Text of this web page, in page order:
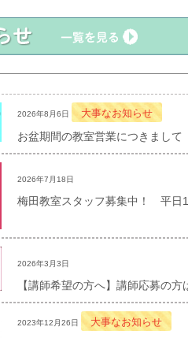
2026年8月6日 大事なお知らせ
お盆期間の教室営業につきまして
2026年7月18日
梅田教室スタッフ募集中！ 平日
2026年3月3日
【講師希望の方へ】講師応募の
2023年12月26日 大事なお知らせ